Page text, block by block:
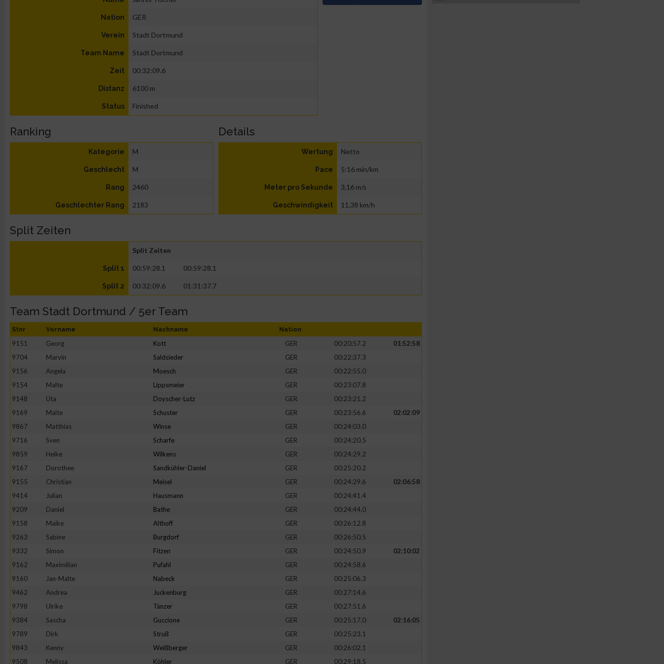
Nation GER
Verein Stadt Dortmund
Team Name Stadt Dortmund
Zeit 00:32:09.6
Distanz 6100 m
Status Finished
Ranking
Kategorie M
Geschlecht M
Rang 2460
Geschlechter Rang 2183
Details
Wertung Netto
Pace 5:16 min/km
Meter pro Sekunde 3,16 m/s
Geschwindigkeit 11,38 km/h
Split Zeiten
Split Zeiten
Split 1 00:59:28.1 00:59:28.1
Split 2 00:32:09.6 01:31:37.7
Team Stadt Dortmund / 5er Team
Stnr Vorname Nachname Nation
9151 Georg Kott GER 00:20:57.2
01:52:58
9704
Marvin Saldsieder GER
00:22:37.3
9156
Angela Moesch GER
00:22:55.0
9154
Malte Lippsmeier GER
00:23:07.8
9148
Uta Doyscher-Lutz GER
00:23:21.2
9169
Malte Schuster GER 00:23:56.6
02:02:09
9867
Matthias Winse GER
00:24:03.0
9716
Sven Scharfe GER
00:24:20.5
9859
Heike Wilkens GER
00:24:29.2
9167
Dorothee Sandkühler-Daniel GER
00:25:20.2
9155
Christian Meisel GER 00:24:29.6
02:06:58
9414
Julian Hausmann GER
00:24:41.4
9209
Daniel Bathe GER
00:24:44.0
9158
Maike Althoff GER
00:26:12.8
9263
Sabine Burgdorf GER
00:26:50.5
9332
Simon Fitzen GER 00:24:50.9
02:10:02
9162
Maximilian Pufahl GER
00:24:58.6
9160
Jan-Malte Nabeck GER
00:25:06.3
9462
Andrea Juckenburg GER
00:27:14.6
9798
Ulrike Tänzer GER
00:27:51.6
9384
Sascha Guccione GER 00:25:17.0
02:16:05
9789
Dirk Struß GER
00:25:23.1
9843
Kenny Weißberger GER
00:26:02.1
9508
Melissa Köhler GER
00:29:18.5